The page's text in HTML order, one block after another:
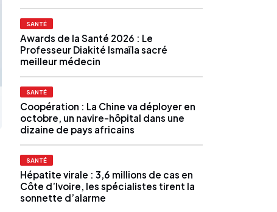
SANTÉ
Awards de la Santé 2026 : Le
Professeur Diakité Ismaïla sacré
meilleur médecin
SANTÉ
Coopération : La Chine va déployer en
octobre, un navire-hôpital dans une
dizaine de pays africains
SANTÉ
Hépatite virale : 3,6 millions de cas en
Côte d’Ivoire, les spécialistes tirent la
sonnette d’alarme